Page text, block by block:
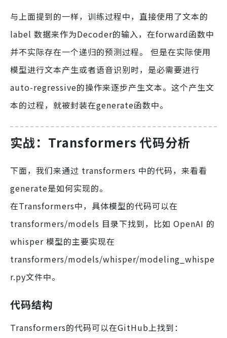
与上面提到的一样，训练过程中，直接使用了文本的
label 数据来作为Decoder的输入，在forward函数中
并不实际存在一个递归的预测过程。 但是在实际使用
模型进行文本产生或者语音识别时，是必需要进行
auto-regressive的操作来逐步产生文本。这个产生文
本的过程，就被封装在generate函数中。
实战：Transformers 代码分析
下面，我们来通过 transformers 中的代码，来看看
generate是如何实现的。
在Transformers中，具体模型的代码可以在
transformers/models 目录下找到，比如 OpenAI 的
whisper 模型的主要实现在
transformers/models/whisper/modeling_whispe
r.py文件中。
代码结构
Transformers的代码可以在GitHub上找到：